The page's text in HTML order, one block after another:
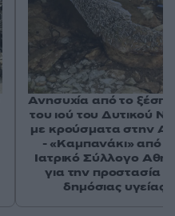
Ανησυχία από το
του ιού του Δυτικού
με κρούσματα στην
- «Καμπανάκι» από
Ιατρικό Σύλλογο
για την προστασία
δημόσιας υγείας